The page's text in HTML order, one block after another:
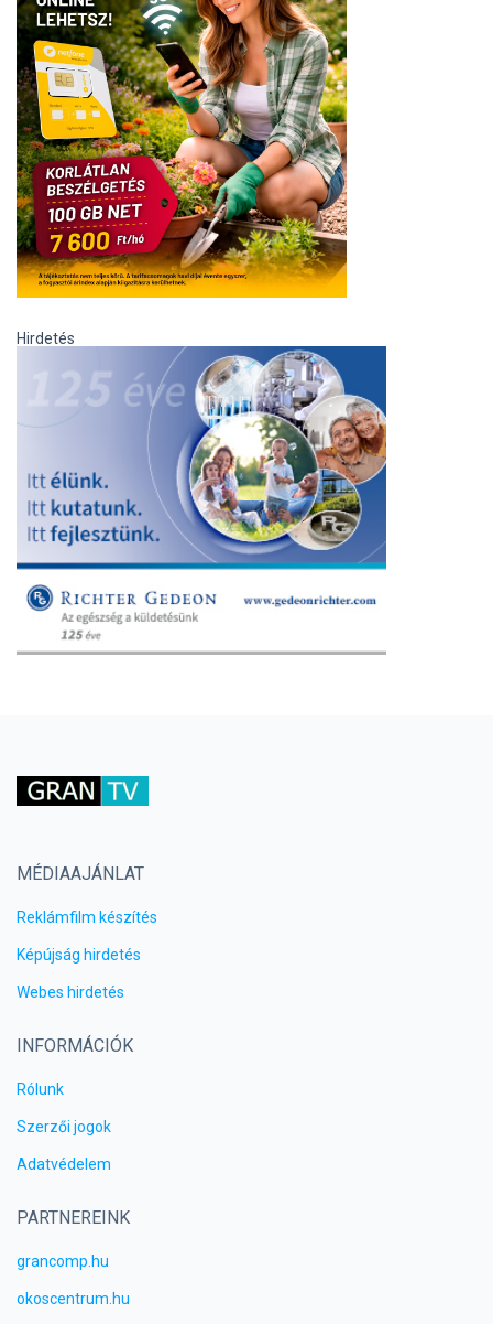
Hirdetés
MÉDIAAJÁNLAT
Reklámfilm készítés
Képújság hirdetés
Webes hirdetés
INFORMÁCIÓK
Rólunk
Szerzői jogok
Adatvédelem
PARTNEREINK
grancomp.hu
okoscentrum.hu